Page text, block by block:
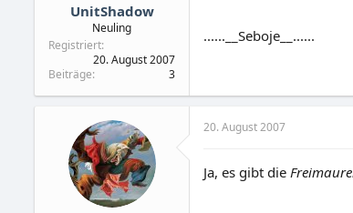
UnitShadow
Neuling
Registriert
20. August 2007
Beiträge
3
......__Seboje__......
20. August 2007
Ja, es gibt die